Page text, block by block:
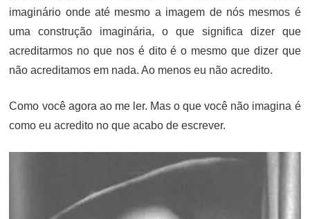
imaginário onde até mesmo a imagem de nós mesmos é
uma construção imaginária, o que significa dizer que
acreditarmos no que nos é dito é o mesmo que dizer que
não acreditamos em nada. Ao menos eu não acredito.
Como você agora ao me ler. Mas o que você não imagina é
como eu acredito no que acabo de escrever.